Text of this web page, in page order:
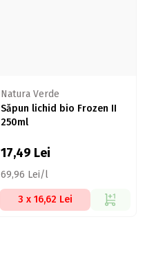
Natura Verde
Săpun lichid bio Frozen II
250ml
17,49 Lei
69,96 Lei/l
3 x 16,62 Lei